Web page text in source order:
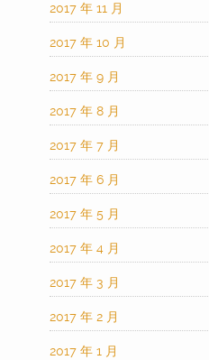
2017 年 11 月
2017 年 10 月
2017 年 9 月
2017 年 8 月
2017 年 7 月
2017 年 6 月
2017 年 5 月
2017 年 4 月
2017 年 3 月
2017 年 2 月
2017 年 1 月